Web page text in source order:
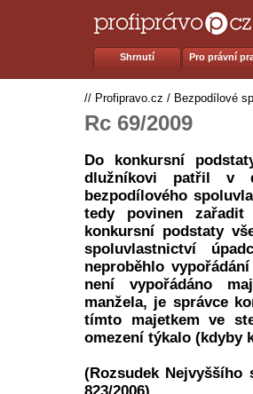
Shrnutí Pro právní
// Profipravo.cz / Bezpodílové
Rc 69/2009
Do konkursní
dlužníkovi patřil v
bezpodílového
tedy povinen
konkursní podstaty
spoluvlastnictví
neproběhlo
není vypořádáno
manžela, je správce
tímto majetkem ve
omezení týkalo (kdyby
(Rozsudek Nejvyššího